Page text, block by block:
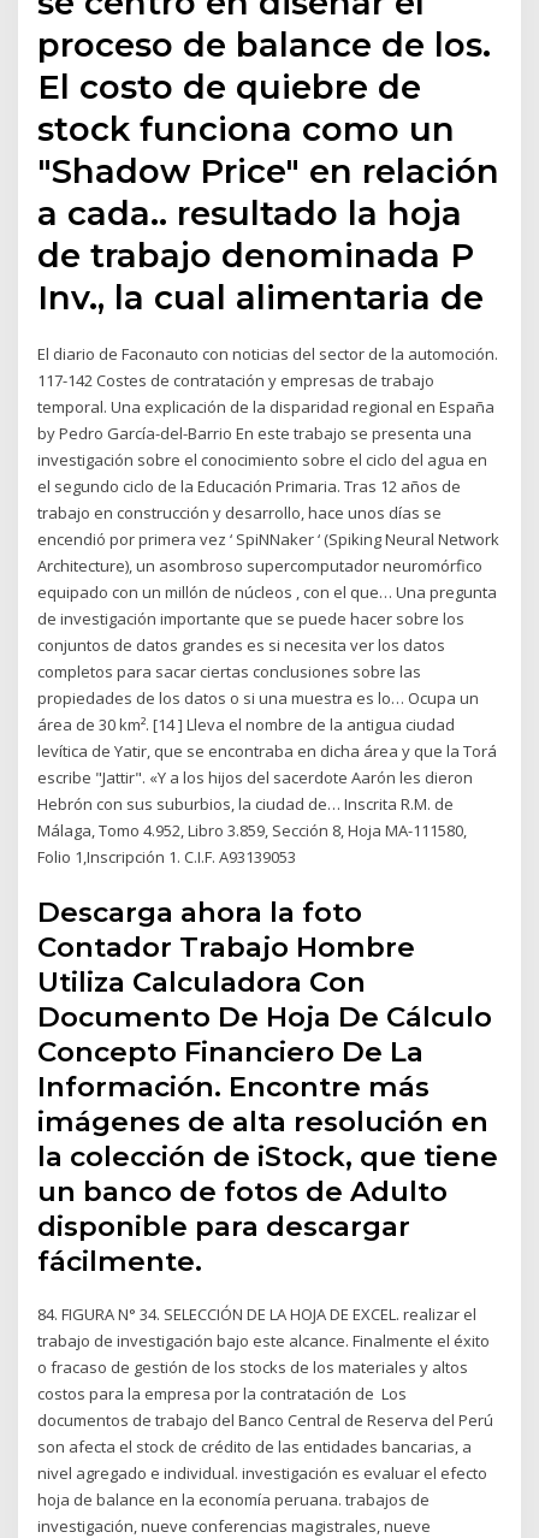
proceso de balance de los.
El costo de quiebre de
stock funciona como un
"Shadow Price" en relación
a cada.. resultado la hoja
de trabajo denominada P
Inv., la cual alimentaria de
El diario de Faconauto con noticias del sector de la automoción.
117-142 Costes de contratación y empresas de trabajo
temporal. Una explicación de la disparidad regional en España
by Pedro García-del-Barrio En este trabajo se presenta una
investigación sobre el conocimiento sobre el ciclo del agua en
el segundo ciclo de la Educación Primaria. Tras 12 años de
trabajo en construcción y desarrollo, hace unos días se
encendió por primera vez ‘ SpiNNaker ‘ (Spiking Neural Network
Architecture), un asombroso supercomputador neuromórfico
equipado con un millón de núcleos , con el que… Una pregunta
de investigación importante que se puede hacer sobre los
conjuntos de datos grandes es si necesita ver los datos
completos para sacar ciertas conclusiones sobre las
propiedades de los datos o si una muestra es lo… Ocupa un
área de 30 km². [14 ] Lleva el nombre de la antigua ciudad
levítica de Yatir, que se encontraba en dicha área y que la Torá
escribe "Jattir". «Y a los hijos del sacerdote Aarón les dieron
Hebrón con sus suburbios, la ciudad de… Inscrita R.M. de
Málaga, Tomo 4.952, Libro 3.859, Sección 8, Hoja MA-111580,
Folio 1,Inscripción 1. C.I.F. A93139053
Descarga ahora la foto
Contador Trabajo Hombre
Utiliza Calculadora Con
Documento De Hoja De Cálculo
Concepto Financiero De La
Información. Encontre más
imágenes de alta resolución en
la colección de iStock, que tiene
un banco de fotos de Adulto
disponible para descargar
fácilmente.
84. FIGURA N° 34. SELECCIÓN DE LA HOJA DE EXCEL. realizar el
trabajo de investigación bajo este alcance. Finalmente el éxito
o fracaso de gestión de los stocks de los materiales y altos
costos para la empresa por la contratación de Los
documentos de trabajo del Banco Central de Reserva del Perú
son afecta el stock de crédito de las entidades bancarias, a
nivel agregado e individual. investigación es evaluar el efecto
hoja de balance en la economía peruana. trabajos de
investigación, nueve conferencias magistrales, nueve